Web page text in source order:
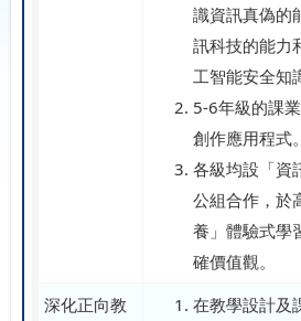
識資訊真偽的
訊科技的能力
工智能安全知
5-6年級的課
創作應用程式。
各級均設「資
公組合作，於
養」體驗式學
確價值觀。
深化正向教
在教學設計及